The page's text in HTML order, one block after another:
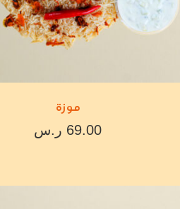
موزة
69.00 ر.س